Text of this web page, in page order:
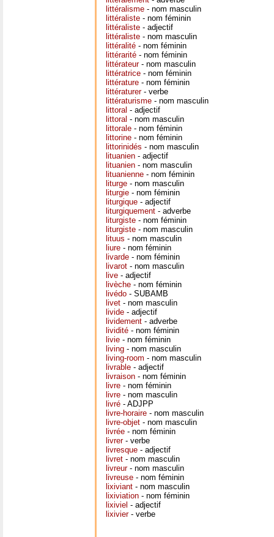
littéralisme - nom masculin
littéraliste - nom féminin
littéraliste - adjectif
littéraliste - nom masculin
littéralité - nom féminin
littérarité - nom féminin
littérateur- nom masculin
littératrice - nom féminin
littérature - nom féminin
littératurer- verbe
littératurisme - nom masculin
littoral - adjectif
littoral - nom masculin
littorale - nom féminin
littorine - nom féminin
littorinidés - nom masculin
lituanien - adjectif
lituanien - nom masculin
lituanienne - nom féminin
liturge - nom masculin
liturgie - nom féminin
liturgique - adjectif
liturgiquement - adverbe
liturgiste - nom féminin
liturgiste - nom masculin
lituus - nom masculin
liure - nom féminin
livarde - nom féminin
livarot - nom masculin
live - adjectif
livèche - nom féminin
livédo - SUBAMB
livet - nom masculin
livide - adjectif
lividement - adverbe
lividité - nom féminin
livie - nom féminin
living - nom masculin
living-room - nom masculin
livrable - adjectif
livraison - nom féminin
livre - nom féminin
livre - nom masculin
livré - ADJPP
livre-horaire - nom masculin
livre-objet - nom masculin
livrée - nom féminin
livrer- verbe
livresque - adjectif
livret - nom masculin
livreur- nom masculin
livreuse - nom féminin
lixiviant - nom masculin
lixiviation - nom féminin
lixiviel - adjectif
lixivier- verbe